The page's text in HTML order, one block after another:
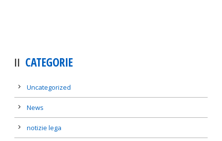
CATEGORIE
Uncategorized
News
notizie lega